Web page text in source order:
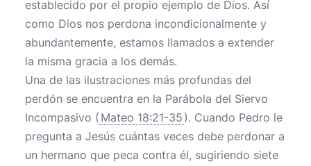
establecido por el propio ejemplo de Dios. Así
como Dios nos perdona incondicionalmente y
abundantemente, estamos llamados a extender
la misma gracia a los demás.
Una de las ilustraciones más profundas del
perdón se encuentra en la Parábola del Siervo
Incompasivo ( Mateo 18:21-35 ). Cuando Pedro le
pregunta a Jesús cuántas veces debe perdonar a
un hermano que peca contra él, sugiriendo siete